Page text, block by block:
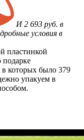
И 2 693 руб. в
условия в
пластинкой
подарке
в которых было 379
упакуем в